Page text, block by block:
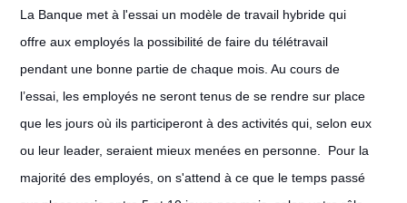
La Banque met à l'essai un modèle de travail hybride qui
offre aux employés la possibilité de faire du télétravail
pendant une bonne partie de chaque mois. Au cours de
l’essai, les employés ne seront tenus de se rendre sur place
que les jours où ils participeront à des activités qui, selon eux
ou leur leader, seraient mieux menées en personne. Pour la
majorité des employés, on s'attend à ce que le temps passé